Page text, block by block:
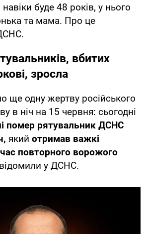
буде 48 років, у нього
та мама. Про це
вбитих
зросла
ще одну жертву російського
в ніч на 15 червня: сьогодні
помер рятувальник ДСНС
який отримав важкі
повторного ворожого
у ДСНС.